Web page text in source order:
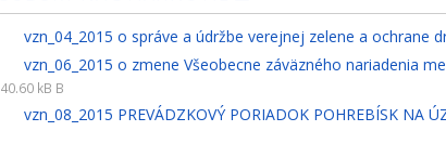
vzn_04_2015 o správe a údržbe verejnej zelene a ochrane
vzn_06_2015 o zmene Všeobecne záväzného nariadenia
40.60 kB B
vzn_08_2015 PREVÁDZKOVÝ PORIADOK POHREBÍSK NA